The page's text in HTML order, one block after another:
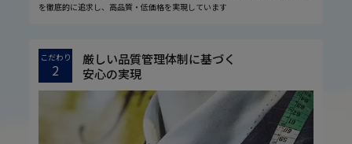
を徹底的に追求し、高品質・低価格を実現しています
こだわり
2
厳しい品質管理体制に基づく
安心の実現